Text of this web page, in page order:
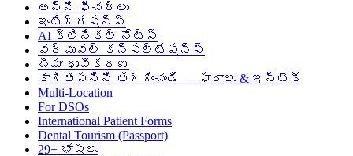
అన్ని ఫీచర్లు
ఇంటిగ్రేషన్స్
AI క్లినికల్ నోట్స్
వర్చువల్ కన్సల్టేషన్స్
బీమా ధృవీకరణ
కాగితపనిని తగ్గించండి — ఫారాలు & ఇన్‌టేక్
Multi-Location
For DSOs
International Patient Forms
Dental Tourism (Passport)
29+ భాషలు